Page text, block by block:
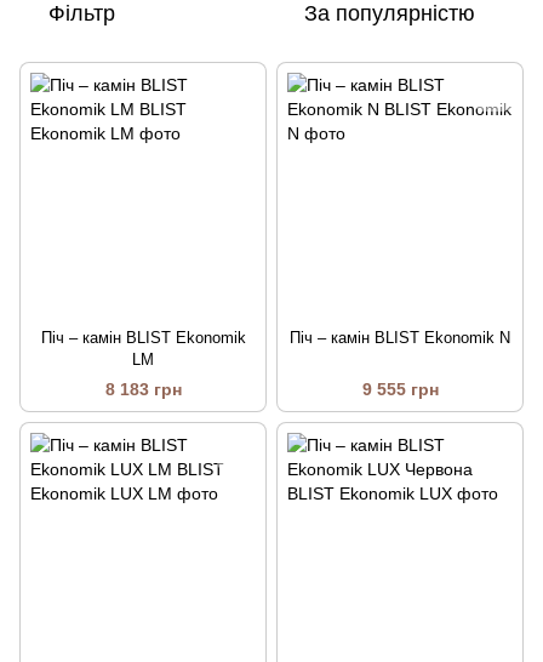
Фільтр За популярністю
Піч – камін BLIST Ekonomik
LM
8 183 грн
Піч – камін BLIST Ekonomik N
9 555 грн